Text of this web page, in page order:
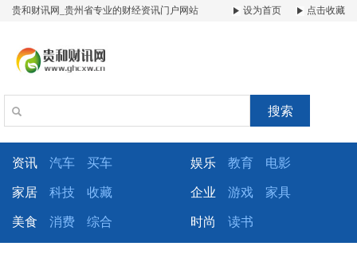
贵和财讯网_贵州省专业的财经资讯门户网站 设为首页 点击收藏
搜索
资讯 汽车 买车 娱乐 教育 电影
家居 科技 收藏 企业 游戏 家具
美食 消费 综合 时尚 读书